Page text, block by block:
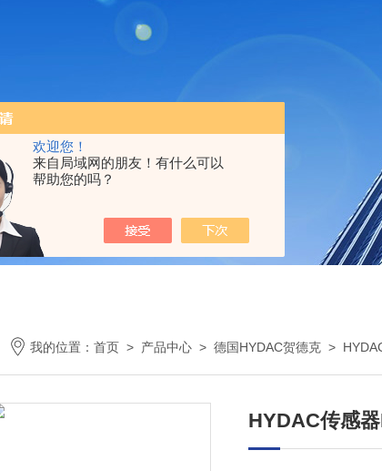
欢迎您！
来自局域网的朋友！有什么可以
帮助您的吗？
我的位置：首页 > 产品中心 >德国HYDAC贺德克 >
HYDAC传感